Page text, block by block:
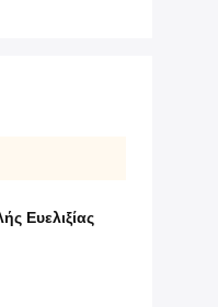
Ευελιξίας